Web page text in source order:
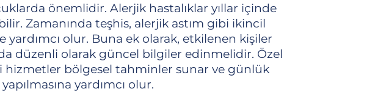
önemlidir. Alerjik hastalıklar yıllar içinde
Zamanında teşhis, alerjik astım gibi ikincil
yardımcı olur. Buna ek olarak, etkilenen kişiler
düzenli olarak güncel bilgiler edinmelidir. Özel
hizmetler bölgesel tahminler sunar ve günlük
yardımcı olur.